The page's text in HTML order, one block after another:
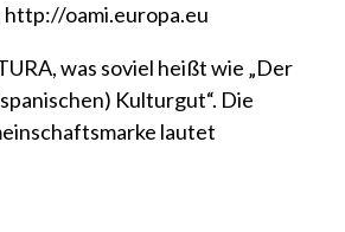
http://oami.europa.eu
was soviel heißt wie „Der
Kulturgut“. Die
lautet